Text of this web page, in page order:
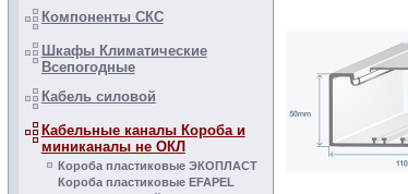
Компоненты СКС
Шкафы Климатические
Всепогодные
Кабель силовой
Кабельные каналы Короба и
миниканалы не ОКЛ
Короба пластиковые ЭКОПЛАСТ
Короба пластиковые EFAPEL